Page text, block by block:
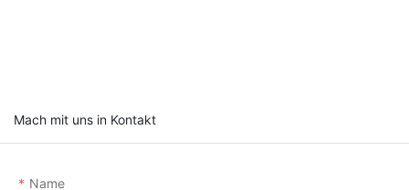
Mach mit uns in Kontakt
Name